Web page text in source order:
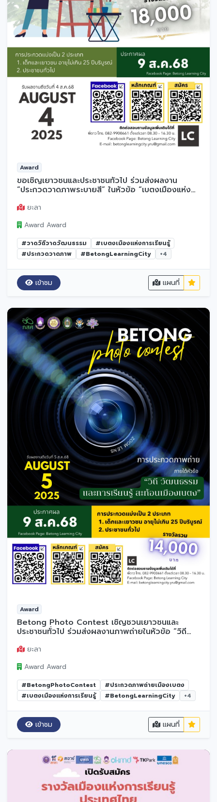
Award
ขอเชิญเยาวชนและประชาชนทั่วไป ร่วมส่งผลงาน
“ประกวดวาดภาพระบายสี” ในหัวข้อ “เบตงเมืองแห่ง
ยะลา
Award Award
#วาดวิถีวาดวัฒนธรรม
#เบตงเมืองแห่งการเรียนรู้
#ประกวดวาดภาพ
#BetongLearningCity +4
เข้าชม แผนที่
Award
Betong Photo Contest เชิญชวนเยาวชนและ
ประชาชนทั่วไป ร่วมส่งผลงานภาพถ่ายในหัวข้อ “วิถี
ยะลา
Award Award
#BetongPhotoContest
#ประกวดภาพถ่ายเมืองเบตง
#เบตงเมืองแห่งการเรียนรู้
#BetongLearningCity +4
เข้าชม แผนที่